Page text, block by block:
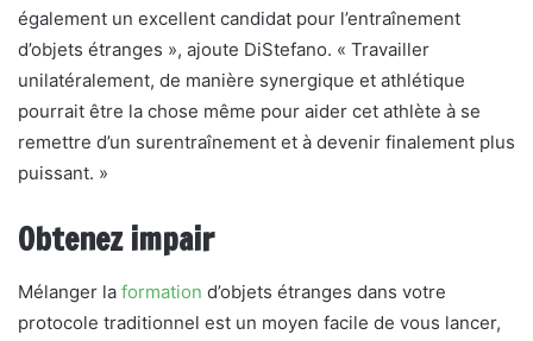
également un excellent candidat pour l’entraînement
d’objets étranges », ajoute DiStefano. « Travailler
unilatéralement, de manière synergique et athlétique
pourrait être la chose même pour aider cet athlète à se
remettre d’un surentraînement et à devenir finalement plus
puissant. »
Obtenez impair
Mélanger la formation d’objets étranges dans votre
protocole traditionnel est un moyen facile de vous lancer,